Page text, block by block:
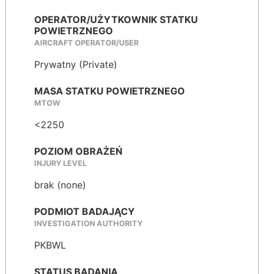
OPERATOR/UŻYTKOWNIK STATKU
POWIETRZNEGO
AIRCRAFT OPERATOR/USER
Prywatny (Private)
MASA STATKU POWIETRZNEGO
MTOW
<2250
POZIOM OBRAŻEŃ
INJURY LEVEL
brak (none)
PODMIOT BADAJĄCY
INVESTIGATION AUTHORITY
PKBWL
STATUS BADANIA